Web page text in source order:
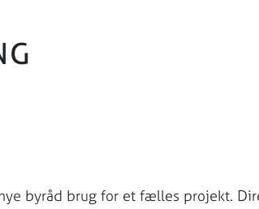
byråd brug for et fælles projekt.